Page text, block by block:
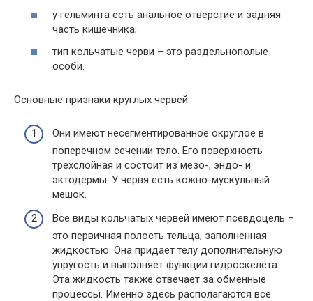
у гельминта есть анальное отверстие и задняя
часть кишечника;
тип кольчатые черви – это раздельнополые
особи.
Основные признаки круглых червей:
Они имеют несегментированное округлое в
поперечном сечении тело. Его поверхность
трехслойная и состоит из мезо-, эндо- и
эктодермы. У червя есть кожно-мускульный
мешок.
Все виды кольчатых червей имеют псевдоцель –
это первичная полость тельца, заполненная
жидкостью. Она придает телу дополнительную
упругость и выполняет функции гидроскелета.
Эта жидкость также отвечает за обменные
процессы. Именно здесь располагаются все